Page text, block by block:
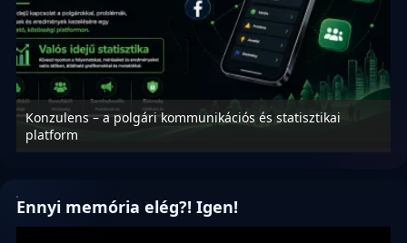
Konzulens – a polgári kommunikációs és statisztikai
platform
Ennyi memória elég?! Igen!